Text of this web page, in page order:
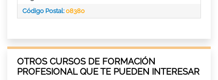
Código Postal:08380
OTROS CURSOS DE FORMACIÓN
PROFESIONAL QUE TE PUEDEN INTERESAR